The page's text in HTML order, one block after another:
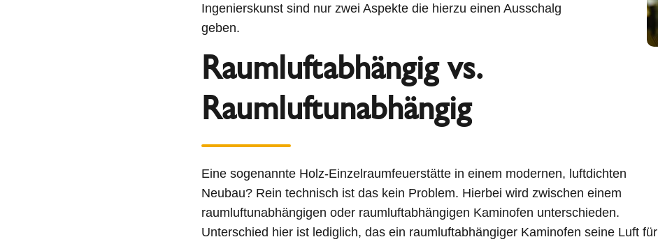
Ingenierskunst sind nur zwei Aspekte die hierzu einen Ausschalg
geben.
Raumluftabhängig vs.
Raumluftunabhängig
Eine sogenannte Holz-Einzelraumfeuerstätte in einem modernen, luftdichten
Neubau? Rein technisch ist das kein Problem. Hierbei wird zwischen einem
raumluftunabhängigen oder raumluftabhängigen Kaminofen unterschieden.
Unterschied hier ist lediglich, das ein raumluftabhängiger Kaminofen seine Luft für